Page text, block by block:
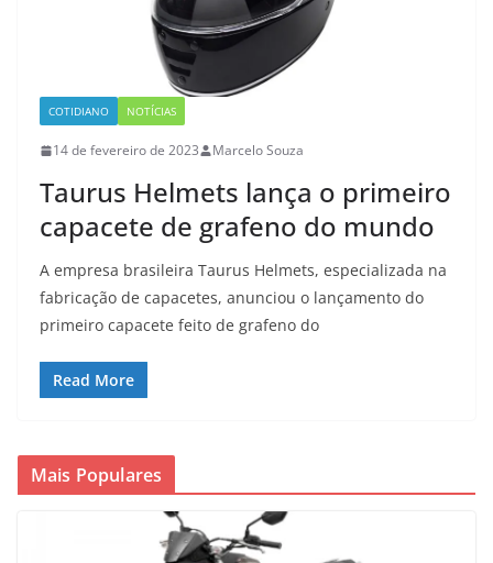
COTIDIANO NOTÍCIAS
14 de fevereiro de 2023 Marcelo Souza
Taurus Helmets lança o primeiro
capacete de grafeno do mundo
A empresa brasileira Taurus Helmets, especializada na
fabricação de capacetes, anunciou o lançamento do
primeiro capacete feito de grafeno do
Read More
Mais Populares